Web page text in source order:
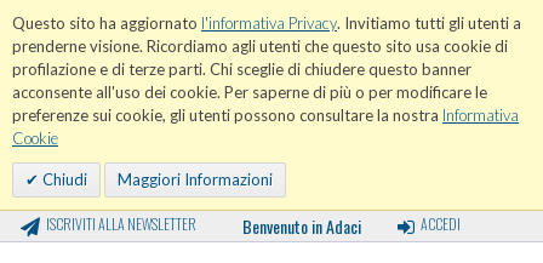
Questo sito ha aggiornato l'informativa Privacy. Invitiamo tutti gli utenti a
prenderne visione. Ricordiamo agli utenti che questo sito usa cookie di
profilazione e di terze parti. Chi sceglie di chiudere questo banner
acconsente all'uso dei cookie. Per saperne di più o per modificare le
preferenze sui cookie, gli utenti possono consultare la nostra Informativa
Cookie
Chiudi Maggiori Informazioni
ISCRIVITI ALLA NEWSLETTER Benvenuto in Adaci ACCEDI